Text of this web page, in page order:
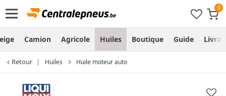
Camion Agricole Huiles Boutique Guide
Retour Huiles Huile moteur auto